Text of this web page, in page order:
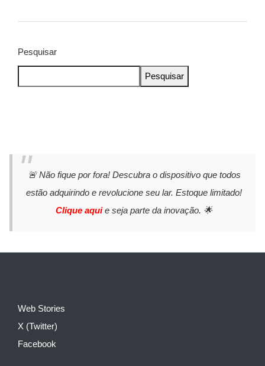
Pesquisar
Pesquisar
🚨 Não fique por fora! Descubra o dispositivo que todos
estão adquirindo e revolucione seu lar. Estoque limitado!
Clique aquie seja parte da inovação. 🌟
Web Stories
X (Twitter)
Facebook